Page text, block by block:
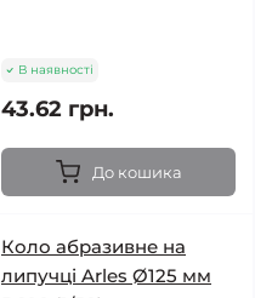
В наявності
43.62 грн.
До кошика
Коло абразивне на
липучці Arles Ø125 мм